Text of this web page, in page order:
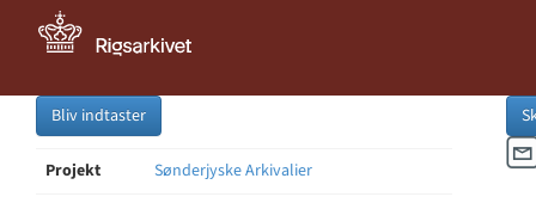
Bliv indtaster
Projekt
Sønderjyske Arkivalier